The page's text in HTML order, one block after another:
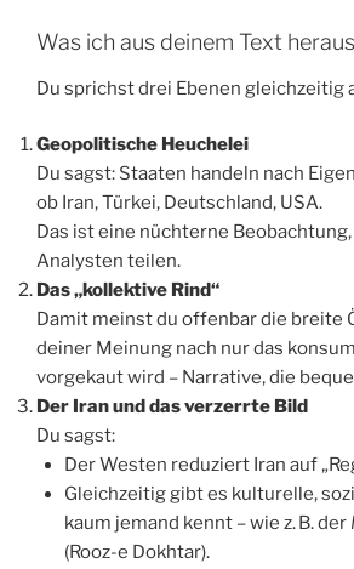
Was ich aus deinem Text
Du sprichst drei Ebenen gleichzeitig
Geopolitische Heuchelei
Du sagst: Staaten handeln nach
ob Iran, Türkei, Deutschland, USA.
Das ist eine nüchterne
Analysten teilen.
Das „kollektive Rind“
Damit meinst du offenbar die breite
deiner Meinung nach nur das
vorgekaut wird – Narrative, die
Der Iran und das verzerrte Bild
Du sagst:
Der Westen reduziert Iran auf
Gleichzeitig gibt es kulturelle,
kaum jemand kennt – wie z. B. der
(Rooz-e Dokhtar).